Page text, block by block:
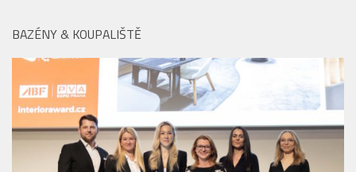
BAZÉNY & KOUPALIŠTĚ